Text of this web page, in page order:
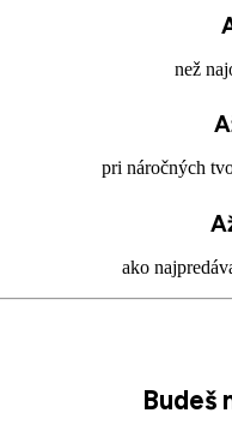
než
pri náročných
ako
Budeš